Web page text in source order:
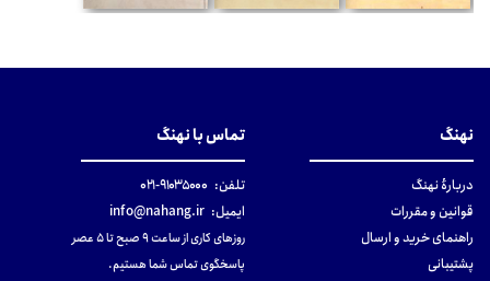
نهنگ
دربارهٔ نهنگ
قوانین و مقررات
راهنمای خرید و ارسال
پشتیبانی
تماس با نهنگ
تلفن: ۹۱۰۳۵۰۰۰-۰۲۱
ایمیل: info@nahang.ir
روزهای کاری از ساعت ۹ صبح تا ۵ عصر
پاسخگوی تماس شما هستیم.